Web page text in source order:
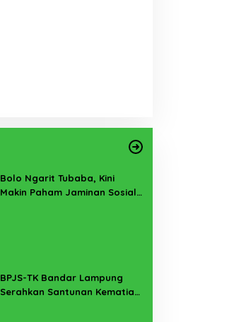
Bolo Ngarit Tubaba, Kini
Makin Paham Jaminan Sosial
BPJS-TK Bandar Lampung
Serahkan Santunan Kematian